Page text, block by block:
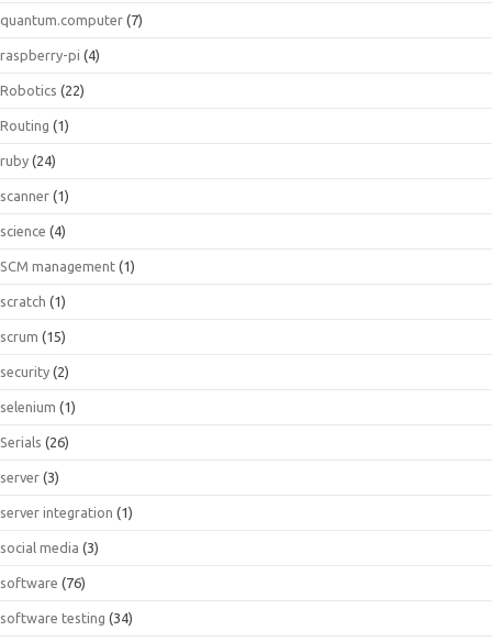
quantum.computer (7)
raspberry-pi (4)
Robotics (22)
Routing (1)
ruby (24)
scanner (1)
science (4)
SCM management (1)
scratch (1)
scrum (15)
security (2)
selenium (1)
Serials (26)
server (3)
server integration (1)
social media (3)
software (76)
software testing (34)